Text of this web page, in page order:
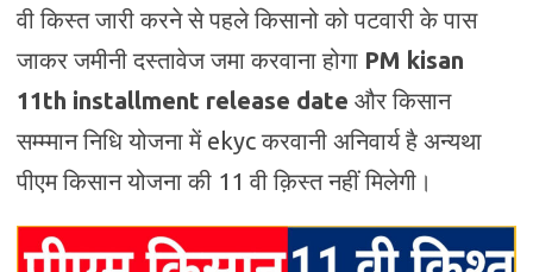
वी किस्त जारी करने से पहले किसानो को पटवारी के पास
जाकर जमीनी दस्तावेज जमा करवाना होगा PM kisan
11th installment release date और किसान
सम्म्मान निधि योजना में ekyc करवानी अनिवार्य है अन्यथा
पीएम किसान योजना की 11 वी क़िस्त नहीं मिलेगी।